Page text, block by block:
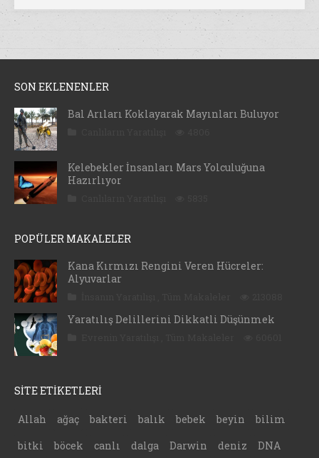
SON EKLENENLER
Bal Arıları Koklayarak Mayınları Buluyor
Kelebekler İnsanları Mars Yolculuğuna
Hazırlıyor
POPÜLER MAKALELER
Kana Kırmızı Rengini Veren Hücreler:
Alyuvarlar
Yaratılış Delillerini Dikkatli Düşünmek
SİTE ETİKETLERİ
Allah ağaç bakteri balık bebek beyin
bilim
bitki
böcek canlı dalga Darwin deniz DNA